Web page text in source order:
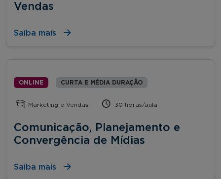
Vendas
Saiba mais
ONLINE CURTA E MÉDIA DURAÇÃO
Marketing e Vendas 30 horas/aula
Comunicação, Planejamento e
Convergência de Mídias
Saiba mais